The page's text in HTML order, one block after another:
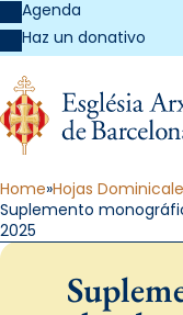
Agenda
Haz un donativo
Home Hojas
Suplemento
2025